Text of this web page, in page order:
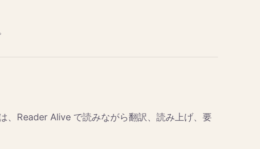
、Reader Alive で読みながら翻訳、読み上げ、要